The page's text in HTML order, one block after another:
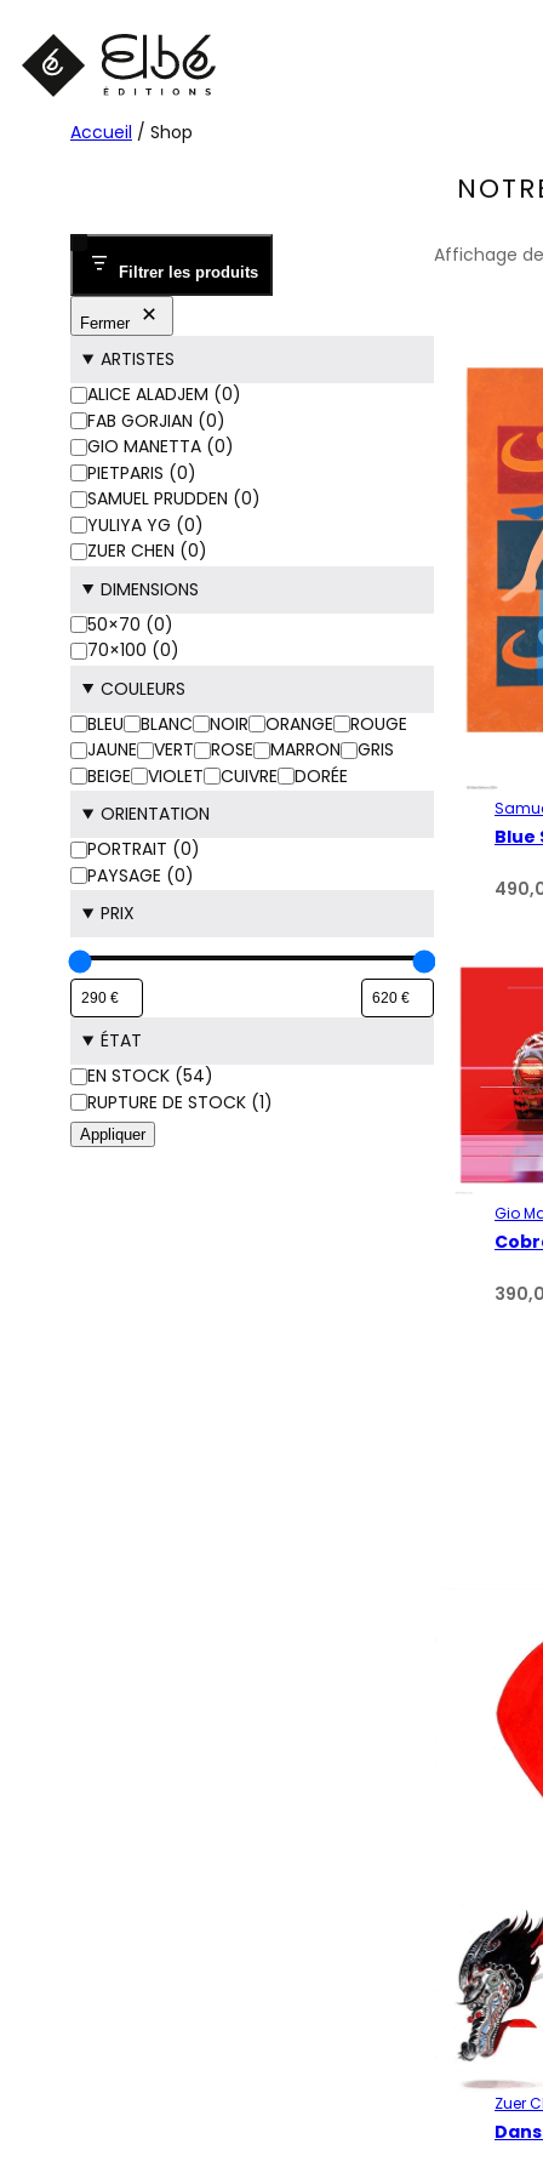
Aller
au
contenu
Accueil / Shop
Filtrer les produits
Fermer
ARTISTES
ARTISTES
ALICE ALADJEM (0)
FAB GORJIAN (0)
GIO MANETTA (0)
PIETPARIS (0)
SAMUEL PRUDDEN (0)
YULIYA YG (0)
ZUER CHEN (0)
DIMENSIONS
DIMENSIONS
50×70 (0)
70×100 (0)
COULEURS
COULEURS
BLEU BLANC NOIR ORANGE
ROUGE
JAUNE
VERT ROSE MARRON
GRIS
BEIGE
VIOLET CUIVRE
DORÉE
ORIENTATION
ORIENTATION
PORTRAIT (0)
PAYSAGE (0)
PRIX
ÉTAT
DISPONIBILITÉ
EN STOCK (54)
RUPTURE DE STOCK (1)
Appliquer
Affichage de
Blue
Gio
Zuer